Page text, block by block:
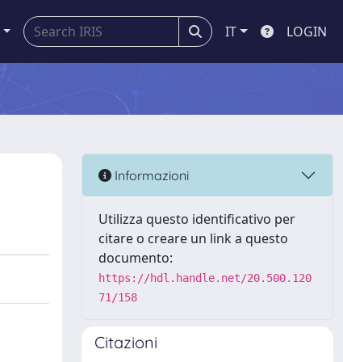
IT LOGIN
Informazioni
Utilizza questo identificativo per
citare o creare un link a questo
documento:
https://hdl.handle.net/20.500.120
71/158
Citazioni